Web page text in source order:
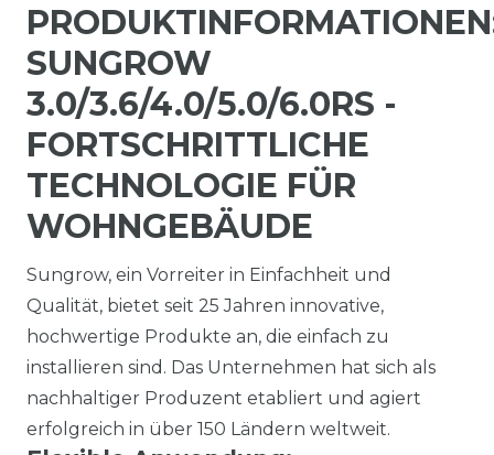
SUNGROW
3.0/3.6/4.0/5.0/6.0RS -
FORTSCHRITTLICHE
TECHNOLOGIE FÜR
WOHNGEBÄUDE
Sungrow, ein Vorreiter in Einfachheit und
Qualität, bietet seit 25 Jahren innovative,
hochwertige Produkte an, die einfach zu
installieren sind. Das Unternehmen hat sich als
nachhaltiger Produzent etabliert und agiert
erfolgreich in über 150 Ländern weltweit.